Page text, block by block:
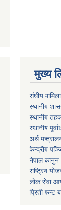
मुख्य
संघीय
स्थानीय
स्थानीय
स्थानीय
अर्थ
केन्द्रीय
नेपाल कानुन
राष्ट्रिय
लोक सेवा
प्रिती फन्ट